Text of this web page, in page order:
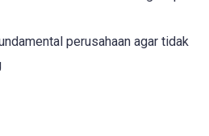
perusahaan agar tidak